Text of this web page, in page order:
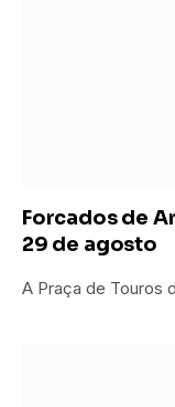
Forcados de
29 de agosto
A Praça de Touros